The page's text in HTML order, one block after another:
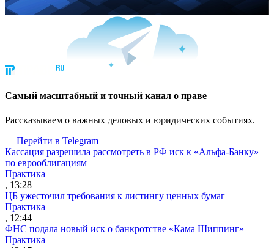
Cамый масштабный и точный канал о праве
Рассказываем о важных деловых и юридических событиях.
Перейти в Telegram
Кассация разрешила рассмотреть в РФ иск к «Альфа-Банку»
по еврооблигациям
Практика
, 13:28
ЦБ ужесточил требования к листингу ценных бумаг
Практика
, 12:44
ФНС подала новый иск о банкротстве «Кама Шиппинг»
Практика